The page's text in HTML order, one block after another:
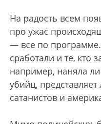
На радость всем
про ужас
— все по
сработали и те, кто
например, наняла
убийц,
сатанистов и